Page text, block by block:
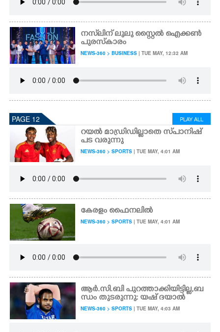
നസ്‌ലിന് ലുലു സ്റ്റൈൽ ഐക്കൺ
പുരസ്‌കാരം
NEWS-360 > BUSINESS | TUE MAY, 12:32 AM
PAGE 12 PLAY ALL
റയൽ മാഡ്രിഡില്ലാതെ സ്‌പാനിഷ്
പട വരുന്നു
NEWS-360 > SPORTS | TUE MAY, 4:01 AM
കേരളം ഫൈനലിൽ
NEWS-360 > SPORTS | TUE MAY, 4:01 AM
ആർ.സി.ബി പുറത്താക്കിയിട്ടില്ല,​ ബ
ന്ധം തുടരുന്നു: യഷ് ദയാൽ
NEWS-360 > SPORTS | TUE MAY, 4:03 AM